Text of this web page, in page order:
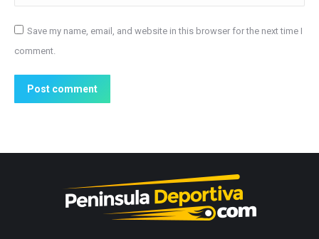
Save my name, email, and website in this browser for the next time I
comment.
Post comment